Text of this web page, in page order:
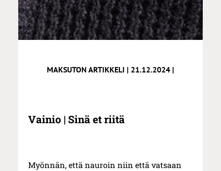
MAKSUTON ARTIKKELI | 21.12.2024 |
Vainio | Sinä et riitä
Myönnän, että nauroin niin että vatsaan